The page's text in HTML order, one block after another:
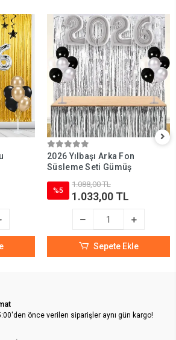
2026 Yılbaşı Arka Fon
Süsleme Seti Gümüş
%5
1.088,00 TL
1.033,00 TL
Sepete Ekle
önce verilen siparişler aynı gün kargo!